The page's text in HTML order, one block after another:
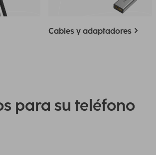
Cables y adaptadores
para su teléfono